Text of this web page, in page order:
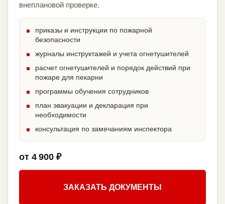
внеплановой проверке.
приказы и инструкции по пожарной
безопасности
журналы инструктажей и учета огнетушителей
расчет огнетушителей и порядок действий при
пожаре для пекарни
программы обучения сотрудников
план эвакуации и декларация при
необходимости
консультация по замечаниям инспектора
от 4 900 ₽
ЗАКАЗАТЬ ДОКУМЕНТЫ